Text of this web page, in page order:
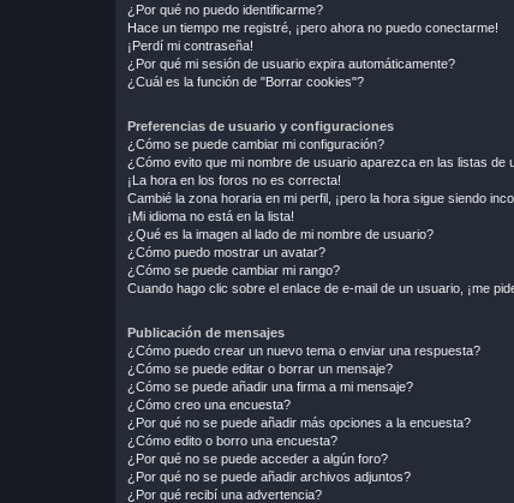
¿Por qué no puedo identificarme?
Hace un tiempo me registré, ¡pero ahora no puedo conectarme!
¡Perdí mi contraseña!
¿Por qué mi sesión de usuario expira automáticamente?
¿Cuál es la función de "Borrar cookies"?
Preferencias de usuario y configuraciones
¿Cómo se puede cambiar mi configuración?
¿Cómo evito que mi nombre de usuario aparezca en las listas de
¡La hora en los foros no es correcta!
Cambié la zona horaria en mi perfil, ¡pero la hora sigue siendo
¡Mi idioma no está en la lista!
¿Qué es la imagen al lado de mi nombre de usuario?
¿Cómo puedo mostrar un avatar?
¿Cómo se puede cambiar mi rango?
Cuando hago clic sobre el enlace de e-mail de un usuario, ¡me
Publicación de mensajes
¿Cómo puedo crear un nuevo tema o enviar una respuesta?
¿Cómo se puede editar o borrar un mensaje?
¿Cómo se puede añadir una firma a mi mensaje?
¿Cómo creo una encuesta?
¿Por qué no se puede añadir más opciones a la encuesta?
¿Cómo edito o borro una encuesta?
¿Por qué no se puede acceder a algún foro?
¿Por qué no se puede añadir archivos adjuntos?
¿Por qué recibí una advertencia?